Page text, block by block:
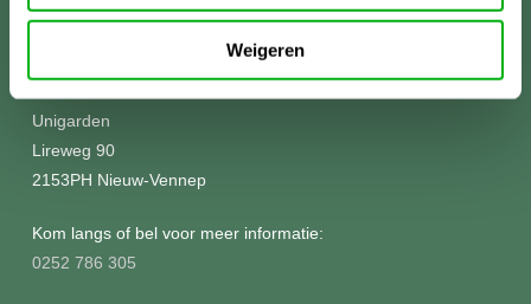
Weigeren
Unigarden
Lireweg 90
2153PH Nieuw-Vennep
Kom langs of bel voor meer informatie:
0252 786 305